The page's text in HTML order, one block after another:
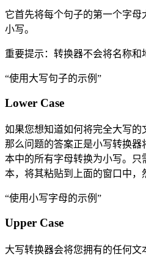
它首先将每个句子的第一个字
小写。
重要提示：转换器不会将名称和
“使用大写句子的示例”
Lower Case
如果您想知道如何将完全大写的
那么问题的答案正是小写转换
本中的所有字母转换为小写。
本，将其粘贴到上面的窗口中，
“使用小写字母的示例”
Upper Case
大写转换器会将您拥有的任何